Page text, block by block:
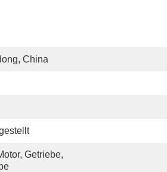
China
Getriebe,